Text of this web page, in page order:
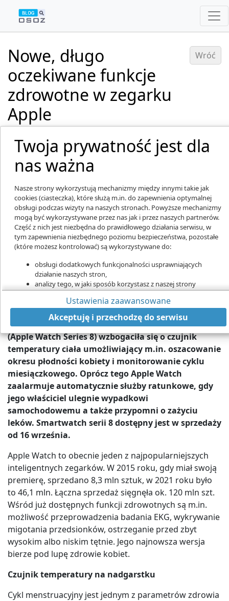
Nowe, długo
oczekiwane funkcje
zdrowotne w zegarku
Apple
Wróć
Apple Watch Series 8
Najnowsza wersja inteligentnego zegarka Apple
(Apple Watch Series 8) wzbogaciła się o czujnik
temperatury ciała umożliwiający m.in. oszacowanie
okresu płodności kobiety i monitorowanie cyklu
miesiączkowego. Oprócz tego Apple Watch
zaalarmuje automatycznie służby ratunkowe, gdy
jego właściciel ulegnie wypadkowi
samochodowemu a także przypomni o zażyciu
leków. Smartwatch serii 8 dostępny jest w sprzedaży
od 16 września.
Apple Watch to obecnie jeden z najpopularniejszych
inteligentnych zegarków. W 2015 roku, gdy miał swoją
premierę, sprzedano 8,3 mln sztuk, w 2021 roku było
to 46,1 mln. Łączna sprzedaż sięgnęła ok. 120 mln szt.
Wśród już dostępnych funkcji zdrowotnych są m.in.
możliwość przeprowadzenia badania EKG, wykrywanie
migotania przedsionków, ostrzeganie przed zbyt
wysokim albo niskim tętnie. Jego najnowsza wersja
bierze pod lupę zdrowie kobiet.
Czujnik temperatury na nadgarstku
Cykl menstruacyjny jest jednym z parametrów zdrowia
Twoja prywatność jest dla
nas ważna
Nasze strony wykorzystują mechanizmy między innymi takie jak
cookies (ciasteczka), które służą m.in. do zapewnienia optymalnej
obsługi podczas wizyty na naszych stronach. Powyższe mechanizmy
mogą być wykorzystywane przez nas jak i przez naszych partnerów.
Część z nich jest niezbędna do prawidłowego działania serwisu, w
tym zapewnienia niezbędnego poziomu bezpieczeństwa, pozostałe
(które możesz kontrolować) są wykorzystywane do:
obsługi dodatkowych funkcjonalności usprawniających
działanie naszych stron,
analizy tego, w jaki sposób korzystasz z naszej strony
marketingu bezpośredniego,
udostępniania funkcji mediów społecznościowych.
Kliknij „Akceptuję i przechodzę do strony”, aby wyrazić zgodę
na przetwarzanie przez nas i naszych partnerów Twoich
danych w powyższych celach.
Pamiętaj, że wyrażenie zgody jest dobrowolne, a wyrażoną zgodę
możesz w każdej chwili cofnąć, możesz też wycofać zgodę na
przetwarzanie Twoich danych tylko w niektórych celach. Jeżeli
chcesz dowiedzieć się więcej lub chcesz przeprowadzić konfigurację
szczegółową - możesz tego dokonać za pomocą „Ustawień
zaawansowanych”.
Więcej informacji na temat wykorzystywania narzędzi zewnętrznych
na naszych stronach znajdziesz wPolityce cookies
Ustawienia zaawansowane
Akceptuję i przechodzę do serwisu